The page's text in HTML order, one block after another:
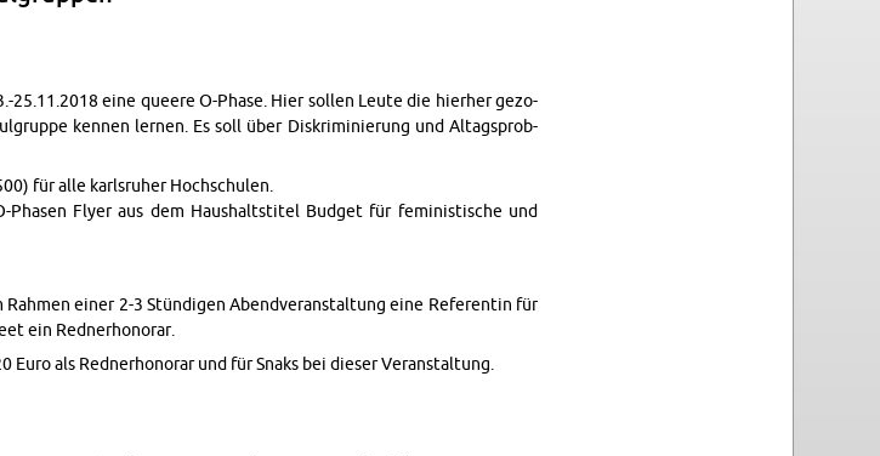
eine queere O-Phase. Hier sollen Leute die hi­er­her gezo­
ken­nen ler­nen. Es soll über Diskri­m­inierung und Al­t­agsprob­
für alle karl­sruher Hochschulen.
Phasen Flyer aus dem Haushalt­sti­tel Bud­get für fem­i­nis­tis­che und
einer 2-3 Stündi­gen Abend­ver­anstal­tung eine Ref­er­entin für
ein Red­ner­hono­rar.
Euro als Red­ner­hono­rar und für Snaks bei dieser Ve­r­anstal­tung.